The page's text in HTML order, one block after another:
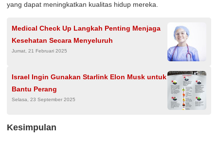
yang dapat meningkatkan kualitas hidup mereka.
Medical Check Up Langkah Penting Menjaga
Kesehatan Secara Menyeluruh
Jumat, 21 Februari 2025
Israel Ingin Gunakan Starlink Elon Musk untuk
Bantu Perang
Selasa, 23 September 2025
Kesimpulan